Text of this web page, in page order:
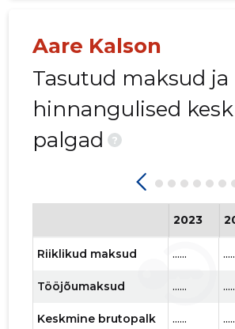
Aare Kalson
Tasutud maksud ja
hinnangulised
palgad
?
2023
Riiklikud maksud ......
Tööjõumaksud ......
Keskmine brutopalk ......